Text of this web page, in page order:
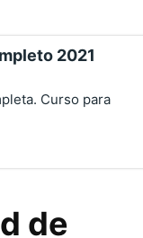
2021
Curso para
de